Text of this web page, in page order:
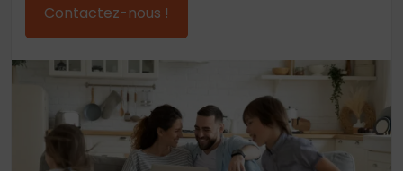
Contactez-nous !